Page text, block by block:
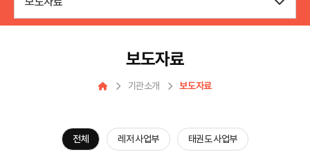
보도자료
기관소개 보도자료
전체 레저 사업부 태권도 사업부